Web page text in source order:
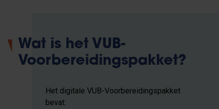
Wat is het VUB-
Voorbereidingspakket?
Het digitale VUB-Voorbereidingspakket
bevat: